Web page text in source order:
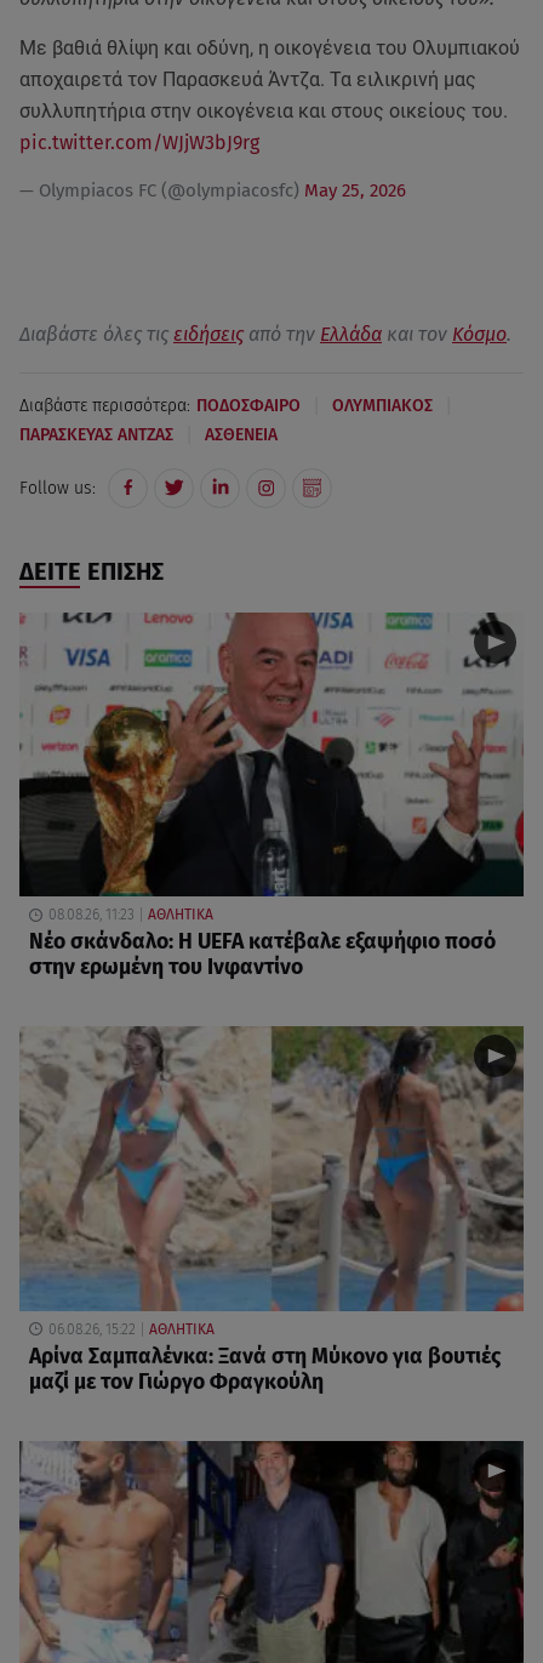
Με βαθιά θλίψη και οδύνη, η οικογένεια του Ολυμπιακού
αποχαιρετά τον Παρασκευά Άντζα. Τα ειλικρινή μας
συλλυπητήρια στην οικογένεια και στους οικείους του.
pic.twitter.com/WJjW3bJ9rg
— Olympiacos FC (@olympiacosfc) May 25, 2026
Διαβάστε όλες τις ειδήσεις από την Ελλάδα και τον Κόσμο.
Διαβάστε περισσότερα: ΠΟΔΟΣΦΑΙΡΟ ΟΛΥΜΠΙΑΚΟΣ
ΠΑΡΑΣΚΕΥΑΣ ΑΝΤΖΑΣ ΑΣΘΕΝΕΙΑ
Follow us:
ΔΕΙΤΕ ΕΠΙΣΗΣ
08.08.26, 11:23 ΑΘΛΗΤΙΚΑ
Νέο σκάνδαλο: Η UEFA κατέβαλε εξαψήφιο ποσό
στην ερωμένη του Ινφαντίνο
06.08.26, 15:22 ΑΘΛΗΤΙΚΑ
Αρίνα Σαμπαλένκα: Ξανά στη Μύκονο για βουτιές
μαζί με τον Γιώργο Φραγκούλη